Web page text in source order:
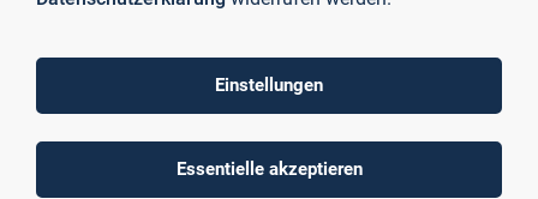
E-Mail schreiben
Einstellungen
Essentielle akzeptieren